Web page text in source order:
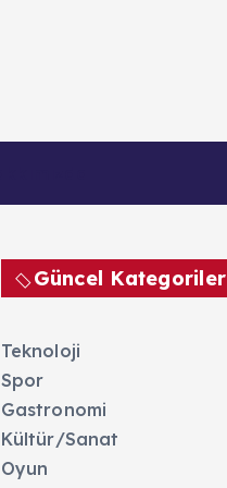
Güncel Kategoriler
Teknoloji
Spor
Gastronomi
Kültür/Sanat
Oyun